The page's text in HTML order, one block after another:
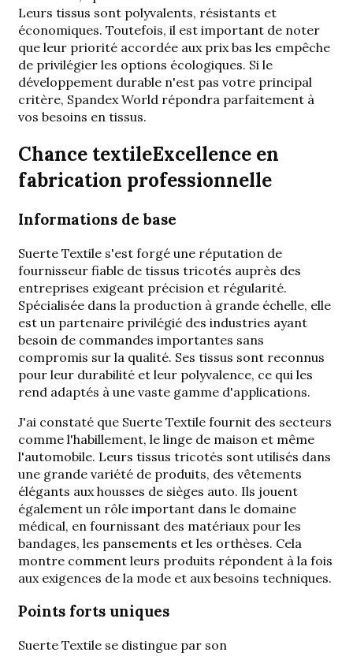
Leurs tissus sont polyvalents, résistants et
économiques. Toutefois, il est important de noter
que leur priorité accordée aux prix bas les empêche
de privilégier les options écologiques. Si le
développement durable n'est pas votre principal
critère, Spandex World répondra parfaitement à
vos besoins en tissus.
Chance textileExcellence en
fabrication professionnelle
Informations de base
Suerte Textile s'est forgé une réputation de
fournisseur fiable de tissus tricotés auprès des
entreprises exigeant précision et régularité.
Spécialisée dans la production à grande échelle, elle
est un partenaire privilégié des industries ayant
besoin de commandes importantes sans
compromis sur la qualité. Ses tissus sont reconnus
pour leur durabilité et leur polyvalence, ce qui les
rend adaptés à une vaste gamme d'applications.
J'ai constaté que Suerte Textile fournit des secteurs
comme l'habillement, le linge de maison et même
l'automobile. Leurs tissus tricotés sont utilisés dans
une grande variété de produits, des vêtements
élégants aux housses de sièges auto. Ils jouent
également un rôle important dans le domaine
médical, en fournissant des matériaux pour les
bandages, les pansements et les orthèses. Cela
montre comment leurs produits répondent à la fois
aux exigences de la mode et aux besoins techniques.
Points forts uniques
Suerte Textile se distingue par son